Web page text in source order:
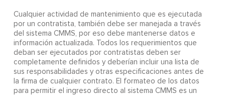
Cualquier actividad de mantenimiento que es ejecutada
por un contratista, también debe ser manejada a través
del sistema CMMS, por eso debe mantenerse datos e
información actualizada. Todos los requerimientos que
deban ser ejecutados por contratistas deben ser
completamente definidos y deberían incluir una lista de
sus responsabilidades y otras especificaciones antes de
la firma de cualquier contrato. El formateo de los datos
para permitir el ingreso directo al sistema CMMS es un